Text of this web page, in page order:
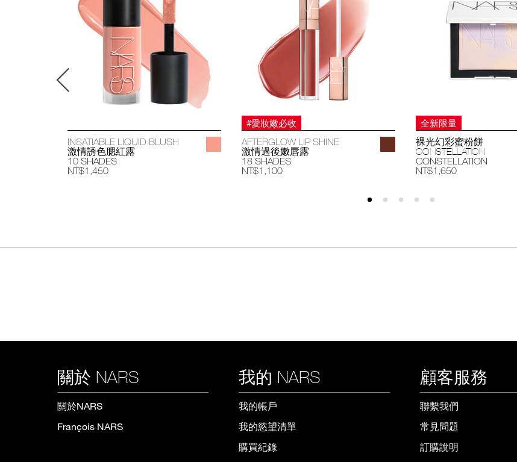
INSATIABLE LIQUID BLUSH
激情誘色腮紅露
10 SHADES
NT$1,450
#愛妝嫩必收
AFTERGLOW LIP SHINE
激情過後嫩唇露
18 SHADES
NT$1,100
全新限量
裸光幻彩蜜粉餅
CONSTELLATION
CONSTELLATION
NT$1,650
關於 NARS
關於NARS
François NARS
我的 NARS
我的帳戶
我的慾望清單
購買紀錄
顧客服務
聯繫我們
常見問題
訂購說明